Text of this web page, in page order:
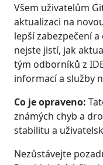
Všem uživatelům
aktualizaci na
lepší zabezpečení
nejste jistí, jak
tým odborníků z
informací a služby
Co je opraveno:
známých chyb a
stabilitu a
Nezůstávejte